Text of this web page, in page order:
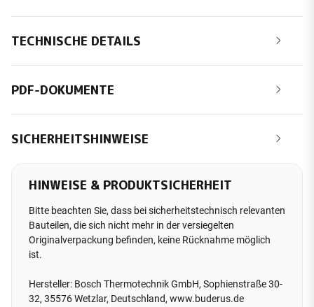
TECHNISCHE DETAILS
PDF-DOKUMENTE
SICHERHEITSHINWEISE
HINWEISE & PRODUKTSICHERHEIT
Bitte beachten Sie, dass bei sicherheitstechnisch relevanten
Bauteilen, die sich nicht mehr in der versiegelten
Originalverpackung befinden, keine Rücknahme möglich
ist.
Hersteller: Bosch Thermotechnik GmbH, Sophienstraße 30-
32, 35576 Wetzlar, Deutschland, www.buderus.de